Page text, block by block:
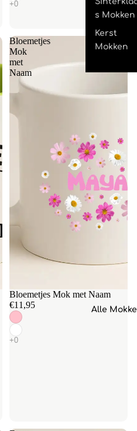
s Mokken
Kerst
Mokken
Alle
Bloemetjes
Mok
met
Naam
Bloemetjes Mok met Naam
€11,95